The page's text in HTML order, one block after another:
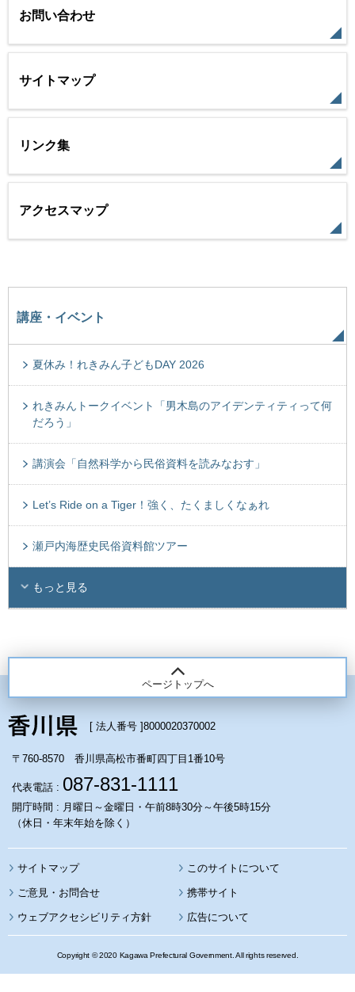
お問い合わせ
サイトマップ
リンク集
アクセスマップ
講座・イベント
夏休み！れきみん子どもDAY 2026
れきみんトークイベント「男木島のアイデンティティって何
だろう」
講演会「自然科学から民俗資料を読みなおす」
Let’s Ride on a Tiger！強く、たくましくなぁれ
瀬戸内海歴史民俗資料館ツアー
もっと見る
ページトップへ
[ 法人番号 ]8000020370002
〒760-8570 香川県高松市番町四丁目1番10号
代表電話 : 087-831-1111
開庁時間 : 月曜日～金曜日・午前8時30分～午後5時15分
（休日・年末年始を除く）
サイトマップ このサイトについて
携帯サイト
ウェブアクセシビリティ方針 広告について
Copyright © 2020 Kagawa Prefectural Government. All rights reserved.